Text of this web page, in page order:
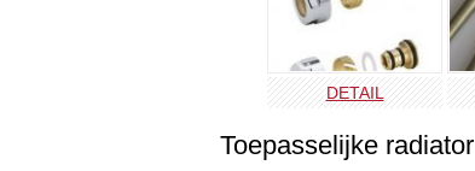
DETAIL
Toepasselijke radiator